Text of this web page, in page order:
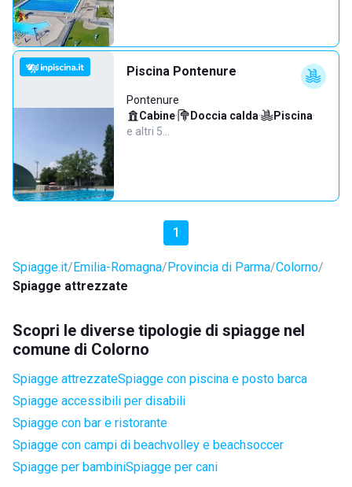
Piscina Pontenure
Pontenure
Cabine· Doccia calda· Piscina·
e altri 5…
1
Spiagge.it Emilia-Romagna Provincia di Parma Colorno
Spiagge attrezzate
Scopri le diverse tipologie di spiagge nel
comune di Colorno
Spiagge attrezzateSpiagge con piscina e posto barca
Spiagge accessibili per disabili
Spiagge con bar e ristorante
Spiagge con campi di beachvolley e beachsoccer
Spiagge per bambiniSpiagge per cani